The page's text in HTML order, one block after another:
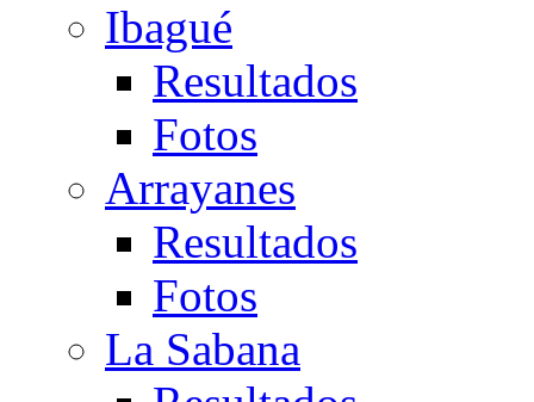
Ibagué
Resultados
Fotos
Arrayanes
Resultados
Fotos
La Sabana